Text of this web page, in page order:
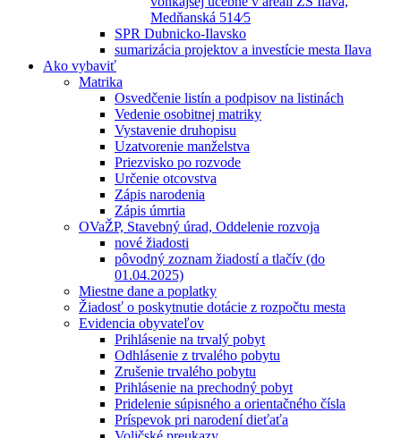
Medňanská 514⁄5
SPR Dubnicko-Ilavsko
sumarizácia projektov a investície mesta Ilava
Ako vybaviť
Matrika
Osvedčenie listín a podpisov na listinách
Vedenie osobitnej matriky
Vystavenie druhopisu
Uzatvorenie manželstva
Priezvisko po rozvode
Určenie otcovstva
Zápis narodenia
Zápis úmrtia
OVaŽP, Stavebný úrad, Oddelenie rozvoja
nové žiadosti
pôvodný zoznam žiadostí a tlačív (do
01.04.2025)
Miestne dane a poplatky
Žiadosť o poskytnutie dotácie z rozpočtu mesta
Evidencia obyvateľov
Prihlásenie na trvalý pobyt
Odhlásenie z trvalého pobytu
Zrušenie trvalého pobytu
Prihlásenie na prechodný pobyt
Pridelenie súpisného a orientačného čísla
Príspevok pri narodení dieťaťa